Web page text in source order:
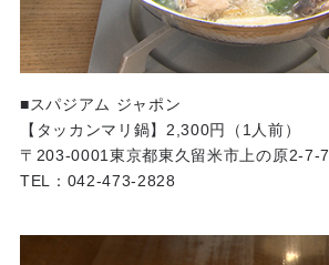
■スパジアム ジャポン
【タッカンマリ鍋】2,300円（1人前）
〒203-0001東京都東久留米市上の原2-7-7
TEL：042-473-2828